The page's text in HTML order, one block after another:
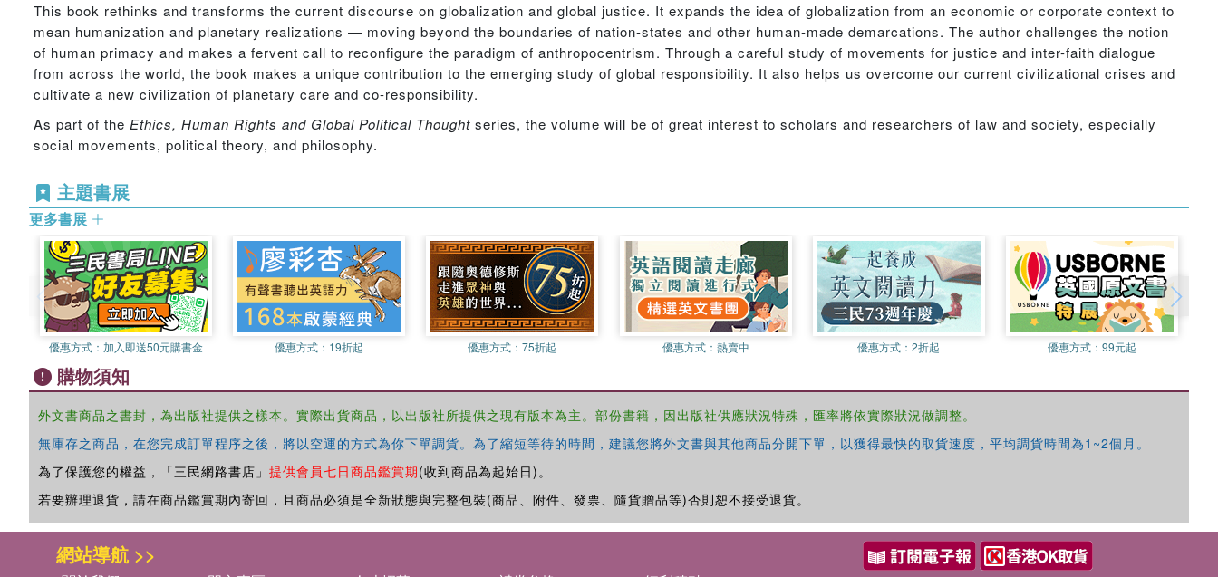
This book rethinks and transforms the current discourse on globalization and global justice. It expands the idea of globalization from an economic or corporate context to
mean humanization and planetary realizations — moving beyond the boundaries of nation-states and other human-made demarcations. The author challenges the notion
of human primacy and makes a fervent call to reconfigure the paradigm of anthropocentrism. Through a careful study of movements for justice and inter-faith dialogue
from across the world, the book makes a unique contribution to the emerging study of global responsibility. It also helps us overcome our current civilizational crises and
cultivate a new civilization of planetary care and co-responsibility.
As part of the Ethics, Human Rights and Global Political Thought series, the volume will be of great interest to scholars and researchers of law and society, especially
social movements, political theory, and philosophy.
主題書展
更多書展
優惠方式： 加入即送50元購書金 優惠方式： 19折起 優惠方式：75折起 優惠方式： 熱賣中 優惠方式：2折起 優惠方式：99元起
購物須知
外文書商品之書封，為出版社提供之樣本。實際出貨商品，以出版社所提供之現有版本為主。部份書籍，因出版社供應狀況特殊，匯率將依實際狀況做調整。
無庫存之商品，在您完成訂單程序之後，將以空運的方式為你下單調貨。為了縮短等待的時間，建議您將外文書與其他商品分開下單，以獲得最快的取貨速度，平均調貨時間為1~2個月。
為了保護您的權益，「三民網路書店」 提供會員七日商品鑑賞期(收到商品為起始日)。
若要辦理退貨，請在商品鑑賞期內寄回，且商品必須是全新狀態與完整包裝(商品、附件、發票、隨貨贈品等)否則恕不接受退貨。
網站導航 >>